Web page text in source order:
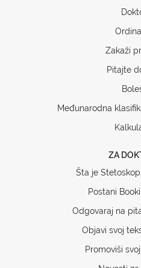
Zakaži
Pitajte
Međunarodna
ZA
Šta je
Postani
Odgovaraj na
Objavi svoj
Promoviši